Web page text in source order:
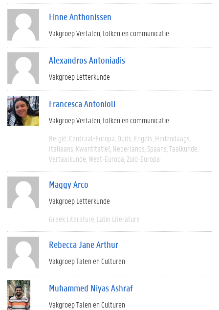
Finne Anthonissen
Vakgroep Vertalen, tolken en communicatie
Alexandros Antoniadis
Vakgroep Letterkunde
Francesca Antonioli
Vakgroep Vertalen, tolken en communicatie
België Centraal-Europa Duits Engels Hedendaags
Italiaans Kwantitatief Nederlands Spaans Taalkunde
Vertaalkunde West-Europa Zuid-Europa
Maggy Arco
Vakgroep Letterkunde
Greek Literature Latin Literature
Rebecca Jane Arthur
Vakgroep Talen en Culturen
Muhammed Niyas Ashraf
Vakgroep Talen en Culturen